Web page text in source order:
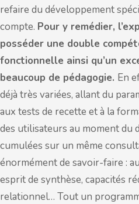
refaire du développement
compte. Pour y remédier,
posséder une double
fonctionnelle ainsi qu’un
beaucoup de pédagogie. En
déjà très variées, allant du
aux tests de recette et à la
des utilisateurs au moment du
cumulées sur un même
énormément de savoir-faire :
esprit de synthèse, capacités
relationnel… Tout un